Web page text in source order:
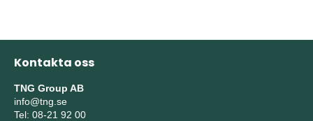
Kontakta oss
TNG Group AB
info@tng.se
Tel: 08-21 92 00